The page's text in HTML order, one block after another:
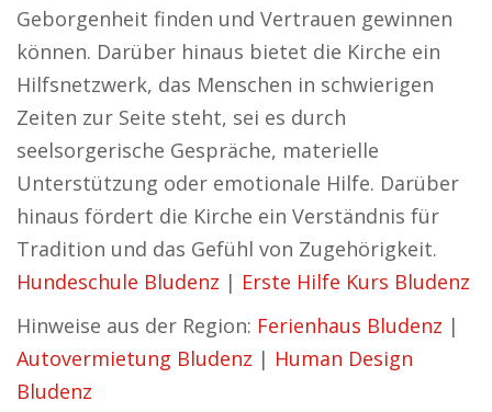
Geborgenheit finden und Vertrauen gewinnen
können. Darüber hinaus bietet die Kirche ein
Hilfsnetzwerk, das Menschen in schwierigen
Zeiten zur Seite steht, sei es durch
seelsorgerische Gespräche, materielle
Unterstützung oder emotionale Hilfe. Darüber
hinaus fördert die Kirche ein Verständnis für
Tradition und das Gefühl von Zugehörigkeit.
Hundeschule Bludenz | Erste Hilfe Kurs Bludenz
Hinweise aus der Region: Ferienhaus Bludenz |
Autovermietung Bludenz | Human Design
Bludenz